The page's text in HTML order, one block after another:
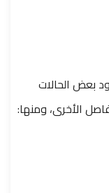
بعض الحالات
الأخرى، ومنها: